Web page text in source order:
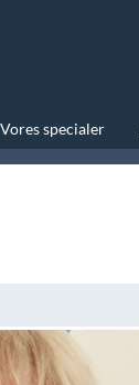
Vores specialer